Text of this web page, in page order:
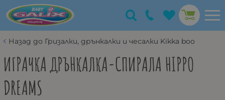
Назад до Гризалки, дрънкалки и чесалки Kikka boo
ИГРАЧКА ДРЪНКАЛКА-СПИРАЛА HIPPO
DREAMS